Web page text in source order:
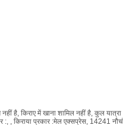
है, किराए में खाना शामिल नहीं है, कुल यात्रा
: , , किराया प्रकार :मेल एक्सप्रेस, 14241